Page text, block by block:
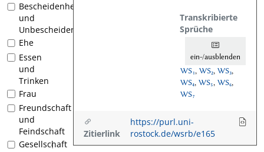
Bescheidenheit
und
Unbescheidenheit
Ehe
Essen
und
Trinken
Frau
Freundschaft
und
Feindschaft
1
Gesellschaft
Transkribierte
Sprüche
ein-/ausblenden
WS₁, WS₂, WS₃,
WS₄, WS₅, WS₆,
WS₇
Zitierlink
https://purl.uni-
rostock.de/wsrb/e165